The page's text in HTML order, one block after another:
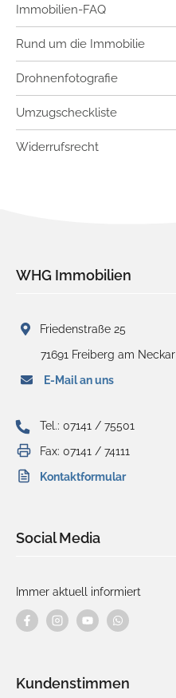
Immobilien-FAQ
Rund um die Immobilie
Drohnenfotografie
Umzugscheckliste
Widerrufsrecht
WHG Immobilien
Friedenstraße 25
71691 Freiberg am Neckar
E-Mail an uns
Tel.: 07141 / 75501
Fax: 07141 / 74111
Kontaktformular
Social Media
Immer aktuell informiert
Kundenstimmen